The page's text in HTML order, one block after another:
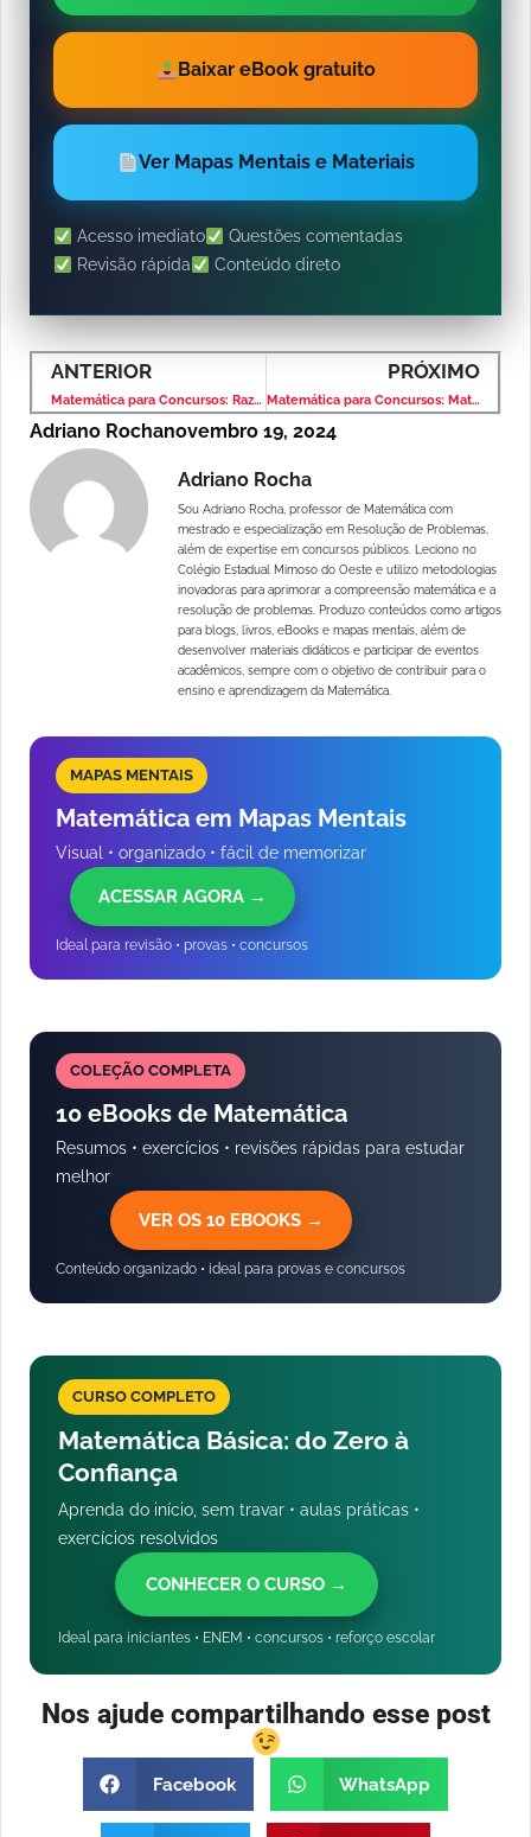
Baixar eBook gratuito
Ver Mapas Mentais e Materiais
Acesso imediato
Questões comentadas
Revisão rápida
Conteúdo direto
ANTERIOR
Matemática para Concursos: Razão e Proporção – Banca VUNESP – Nível Médio
PRÓXIMO
Matemática para Concursos: Matemática Financeira – Banca VUNESP – Nível Médio
Adriano Rochanovembro 19, 2024
Adriano Rocha
Sou Adriano Rocha, professor de Matemática com
mestrado e especialização em Resolução de Problemas,
além de expertise em concursos públicos. Leciono no
Colégio Estadual Mimoso do Oeste e utilizo metodologias
inovadoras para aprimorar a compreensão matemática e a
resolução de problemas. Produzo conteúdos como artigos
para blogs, livros, eBooks e mapas mentais, além de
desenvolver materiais didáticos e participar de eventos
acadêmicos, sempre com o objetivo de contribuir para o
ensino e aprendizagem da Matemática.
MAPAS MENTAIS
Matemática em Mapas Mentais
Visual • organizado • fácil de memorizar
ACESSAR AGORA →
Ideal para revisão • provas • concursos
COLEÇÃO COMPLETA
10 eBooks de Matemática
Resumos • exercícios • revisões rápidas para estudar
melhor
VER OS 10 EBOOKS →
Conteúdo organizado • ideal para provas e concursos
CURSO COMPLETO
Matemática Básica: do Zero à
Confiança
Aprenda do início, sem travar • aulas práticas •
exercícios resolvidos
CONHECER O CURSO →
Ideal para iniciantes • ENEM • concursos • reforço escolar
Nos ajude compartilhando esse post
Facebook WhatsApp